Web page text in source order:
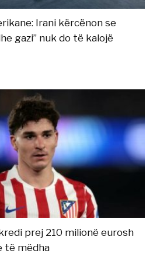
Irani kërcënon se
gazi” nuk do të kalojë
prej 210 milionë eurosh
të mëdha